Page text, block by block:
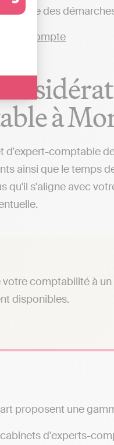
des
à
comptable
ainsi que le temps
qu'il s'aligne avec
comptabilité à
disponibles.
proposent une
d'experts-